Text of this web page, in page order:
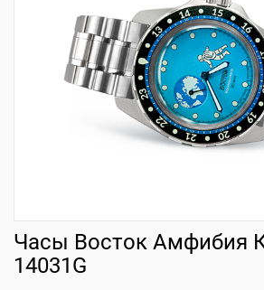
Часы Восток Амфибия
14031G